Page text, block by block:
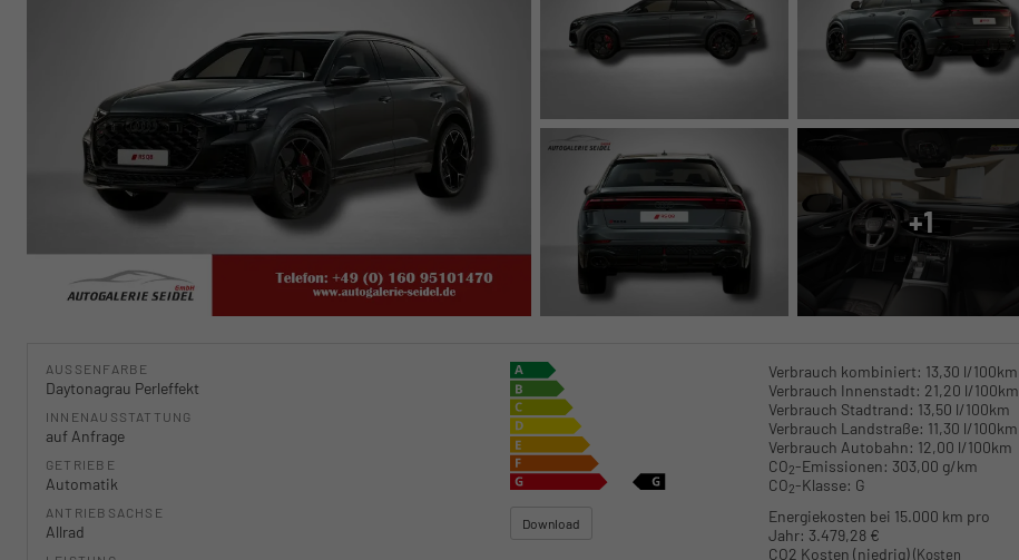
+1
AUSSENFARBE
Daytonagrau Perleffekt
INNENAUSSTATTUNG
auf Anfrage
GETRIEBE
Automatik
ANTRIEBSACHSE
Allrad
Verbrauch kombiniert: 13,30 l/100km
Verbrauch Innenstadt: 21,20 l/100km
Verbrauch Stadtrand: 13,50 l/100km
Verbrauch Landstraße: 11,30 l/100km
Verbrauch Autobahn: 12,00 l/100km
CO2-Emissionen: 303,00 g/km
CO2-Klasse: G
Download
Energiekosten bei 15.000 km pro
Jahr: 3.479,28 €
CO2 Kosten (niedrig)(Kosten